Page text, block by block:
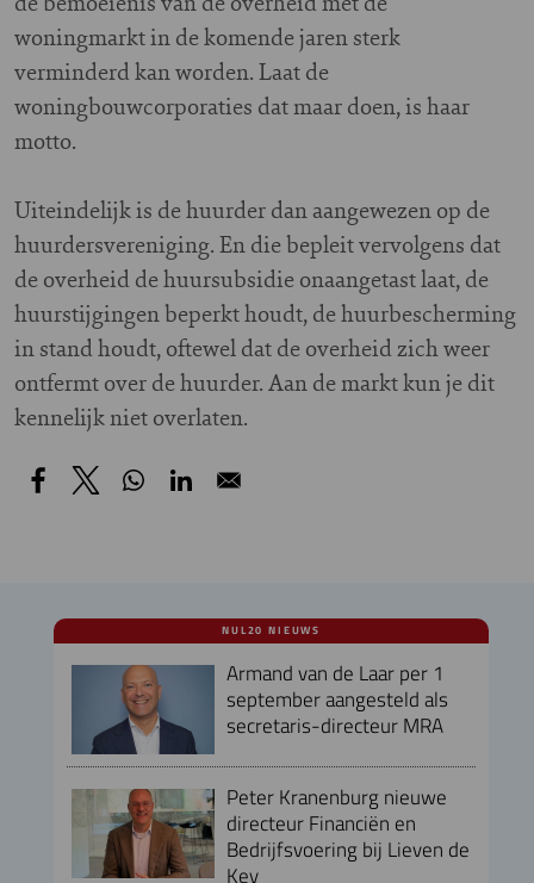
woningmarkt in de komende jaren sterk
verminderd kan worden. Laat de
woningbouwcorporaties dat maar doen, is haar
motto.
Uiteindelijk is de huurder dan aangewezen op de
huurdersvereniging. En die bepleit vervolgens dat
de overheid de huursubsidie onaangetast laat, de
huurstijgingen beperkt houdt, de huurbescherming
in stand houdt, oftewel dat de overheid zich weer
ontfermt over de huurder. Aan de markt kun je dit
kennelijk niet overlaten.
NUL20 NIEUWS
Armand van de Laar per 1
september aangesteld als
secretaris-directeur MRA
Peter Kranenburg nieuwe
directeur Financiën en
Bedrijfsvoering bij Lieven de
Key